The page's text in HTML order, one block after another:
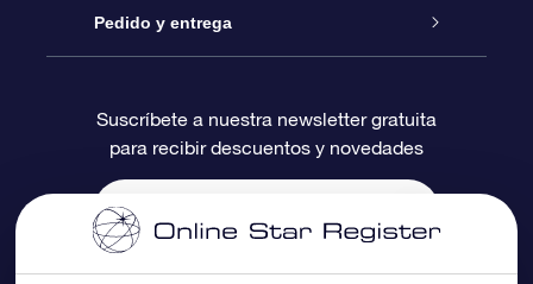
Blog
Reseñas
Paquete de Regalo OSR
Tarjeta de Regalo OSR
Regalos empresariales
Registro estelar
Página de Estrella Personalizada
Un Millón de Estrellas
Pedido y entrega
Información de Pago
Información de Envío
Suscríbete a nuestra newsletter gratuita
para recibir descuentos y novedades